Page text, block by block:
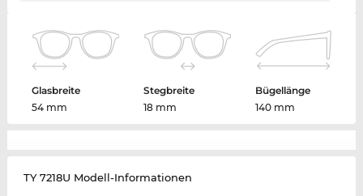
Glasbreite
54 mm
Stegbreite
18 mm
Bügellänge
140 mm
TY 7218U Modell-Informationen